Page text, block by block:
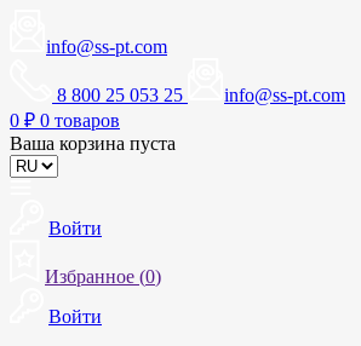
info@ss-pt.com
8 800 25 053 25
info@ss-pt.com
0 ₽ 0 товаров
Ваша корзина пуста
Войти
Избранное (0)
Войти